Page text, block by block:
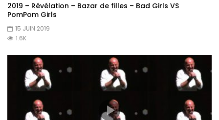
2019 – Révélation – Bazar de filles – Bad Girls VS
PomPom Girls
15 JUIN 2019
1.6K